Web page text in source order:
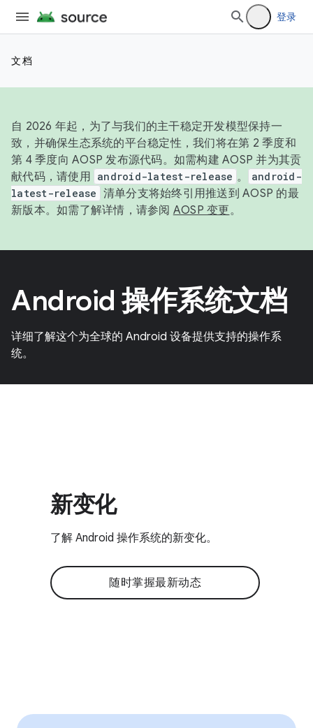
登录
文档
自 2026 年起，为了与我们的主干稳定开发模型保持一
致，并确保生态系统的平台稳定性，我们将在第 2 季度和
第 4 季度向 AOSP 发布源代码。如需构建 AOSP 并为其贡
献代码，请使用 android-latest-release 。
android-
latest-release 清单分支将始终引用推送到 AOSP 的最
新版本。如需了解详情，请参阅 AOSP 变更。
Android 操作系统文档
详细了解这个为全球的 Android 设备提供支持的操作系
统。
新变化
了解 Android 操作系统的新变化。
随时掌握最新动态